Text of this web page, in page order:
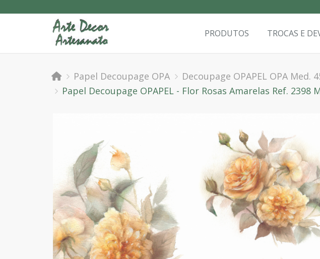
PRODUTOS TROCAS E
Papel Decoupage OPA
Decoupage OPAPEL OPA Med.
Papel Decoupage OPAPEL - Flor Rosas Amarelas Ref. 2398